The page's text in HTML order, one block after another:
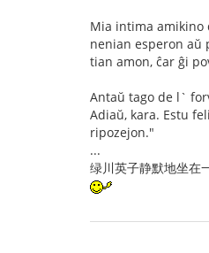
Mia intima amikino
nenian esperon aŭ
tian amon, ĉar ĝi
Antaŭ tago de l`
Adiaŭ, kara. Estu
ripozejon."
...
绿川英子静默地坐在